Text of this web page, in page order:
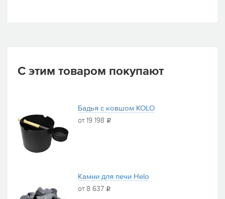
С этим товаром покупают
Бадья с ковшом KOLO
от 19 198 i
Камни для печи Helo
от 8 637 i